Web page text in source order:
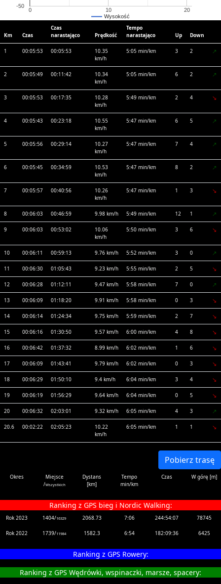
Wysokość
0 10 20
-50
Km Czas
Czas
narastająco
Prędkość
Tempo
narastająco
Up Down
1 00:05:53 00:05:53
10.35
km/h
5:05 min/km 3 2
2 00:05:49 00:11:42
10.34
km/h
5:05 min/km 6 2
3 00:05:53 00:17:35
10.28
km/h
5:49 min/km 2 4
4 00:05:43 00:23:18
10.55
km/h
5:47 min/km 6 5
5 00:05:56 00:29:14
10.27
km/h
5:47 min/km 7 4
6 00:05:45 00:34:59
10.53
km/h
5:47 min/km 8 2
7 00:05:57 00:40:56
10.26
km/h
5:47 min/km 1 3
8 00:06:03 00:46:59 9.98 km/h 5:49 min/km 12 1
9 00:06:03 00:53:02
10.06
km/h
5:50 min/km 3 6
10 00:06:11 00:59:13 9.76 km/h 5:52 min/km 3 0
11 00:06:30 01:05:43 9.23 km/h 5:55 min/km 2 5
12 00:06:28 01:12:11 9.47 km/h 5:58 min/km 7 0
13 00:06:09 01:18:20 9.91 km/h 5:58 min/km 0 3
14 00:06:14 01:24:34 9.75 km/h 5:59 min/km 2 7
15 00:06:16 01:30:50 9.57 km/h 6:00 min/km 4 8
16 00:06:42 01:37:32 8.99 km/h 6:02 min/km 1 6
17 00:06:09 01:43:41 9.79 km/h 6:02 min/km 0 3
18 00:06:29 01:50:10 9.4 km/h 6:04 min/km 3 4
19 00:06:19 01:56:29 9.64 km/h 6:04 min/km 0 5
20 00:06:32 02:03:01 9.32 km/h 6:05 min/km 4 3
20.6 00:02:22 02:05:23
10.22
km/h
6:05 min/km 1 1
Pobierz trasę
Okres
Miejsce
/Wszystkich
Dystans
[km]
Tempo
min/km
Czas W górę [m]
Ranking z GPS bieg i Nordic Walking:
Rok 2023 1404/16329 2068.73 7:06 244:54:07 78745
Rok 2022 1739/11984 1582.3 6:54 182:09:36 6425
Ranking z GPS Rowery:
Ranking z GPS Wędrówki, wspinaczki, marsze, spacery: